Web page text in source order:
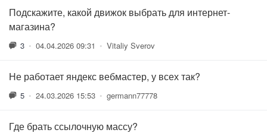
Подскажите, какой движок выбрать для интернет-
магазина?
3 • 04.04.2026 09:31 • Vitaliy Sverov
Не работает яндекс вебмастер, у всех так?
5 • 24.03.2026 15:53 • germann77778
Где брать ссылочную массу?